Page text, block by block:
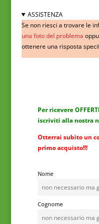
ASSISTENZA
Se non riesci a trovare le
una foto del problema
ottenere una risposta
Per ricevere
iscriviti alla nostra
Otterrai subito un
primo acquisto!!!
Nome
Cognome